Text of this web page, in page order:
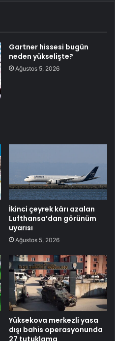
Gartner hissesi bugün
neden yükselişte?
Ağustos 5, 2026
İkinci çeyrek kârı azalan
Lufthansa’dan görünüm
uyarısı
Ağustos 5, 2026
Yüksekova merkezli yasa
dışı bahis operasyonunda